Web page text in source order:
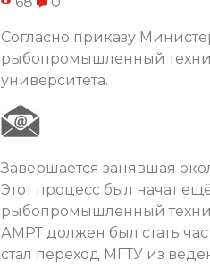
Согласно приказу
рыбопромышленный
университета.
Завершается занявшая
Этот процесс был начат
рыбопромышленный
АМРТ должен был стать
стал переход МГТУ из